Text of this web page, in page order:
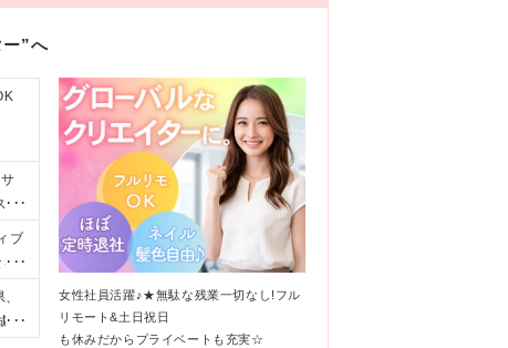
”へ
ク
か
方
る
ブ
る
20.
支
女性社員活躍♪★無駄な残業一切なし!フル
リモート&土日祝日
も休みだからプライベートも充実☆